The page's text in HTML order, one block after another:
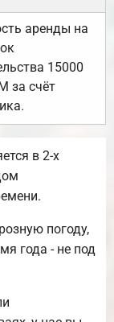
аренды на
15000
за счёт
в 2-х
погоду,
года - не под